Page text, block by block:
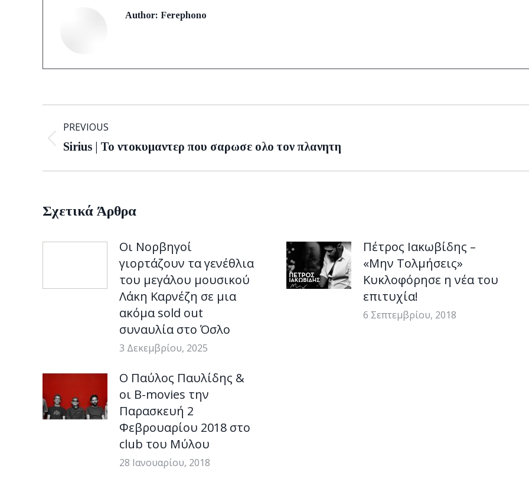
Author: Ferephono
navigation
PREVIOUS
Previous
Sirius | To ντοκυμαντερ που σαρωσε ολο τον πλανητη
Σχετικά Άρθρα
Οι Νορβηγοί
γιορτάζουν τα γενέθλια
του μεγάλου μουσικού
Λάκη Καρνέζη σε μια
ακόμα sold out
συναυλία στο Όσλο
3 Δεκεμβρίου, 2025
Πέτρος Ιακωβίδης –
«Μην Τολμήσεις»
Κυκλοφόρησε η νέα του
επιτυχία!
6 Σεπτεμβρίου, 2018
Ο Παύλος Παυλίδης &
οι B-movies την
Παρασκευή 2
Φεβρουαρίου 2018 στο
club του Μύλου
28 Ιανουαρίου, 2018